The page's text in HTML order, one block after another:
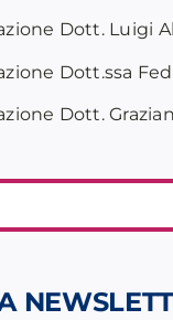
Dott. Luigi
Dott.ssa
Dott.